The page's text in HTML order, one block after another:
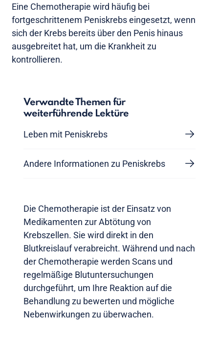
Eine Chemotherapie wird häufig bei
fortgeschrittenem Peniskrebs eingesetzt, wenn
sich der Krebs bereits über den Penis hinaus
ausgebreitet hat, um die Krankheit zu
kontrollieren.
Verwandte Themen für
weiterführende Lektüre
Leben mit Peniskrebs
Andere Informationen zu Peniskrebs
Die Chemotherapie ist der Einsatz von
Medikamenten zur Abtötung von
Krebszellen. Sie wird direkt in den
Blutkreislauf verabreicht. Während und nach
der Chemotherapie werden Scans und
regelmäßige Blutuntersuchungen
durchgeführt, um Ihre Reaktion auf die
Behandlung zu bewerten und mögliche
Nebenwirkungen zu überwachen.